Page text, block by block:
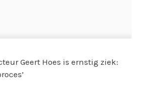
Geert Hoes is ernstig ziek: